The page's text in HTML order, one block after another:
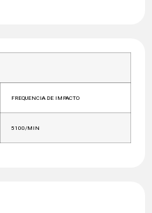
FREQUENCIA DE IMPACTO
5100/MIN